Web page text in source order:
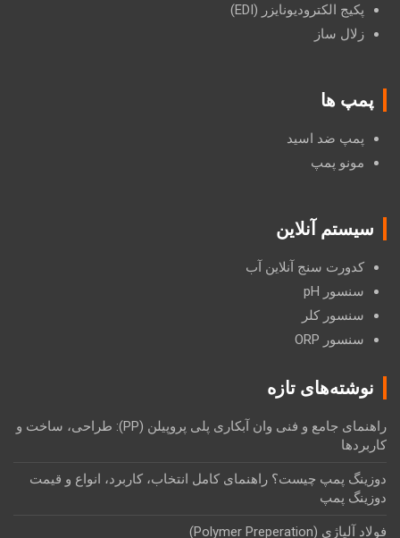
پکیج الکترودیونایزر (EDI)
زلال ساز
پمپ ها
پمپ ضد اسید
مونو پمپ
سیستم آنلاین
کدورت سنج آنلاین آب
سنسور pH
سنسور کلر
سنسور ORP
نوشته‌های تازه
راهنمای جامع و فنی وان آبکاری پلی پروپیلن (PP): طراحی، ساخت و
کاربردها
دوزینگ پمپ چیست؟ راهنمای کامل انتخاب، کاربرد، انواع و قیمت
دوزینگ پمپ
فولاد آلیاژی (Polymer Preperation)